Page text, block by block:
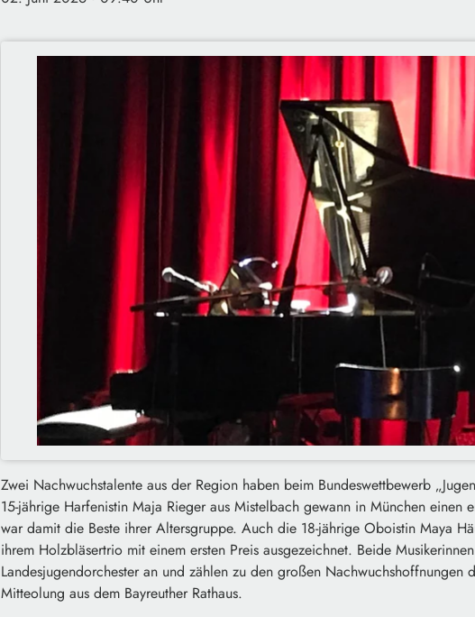
Zwei Nachwuchstalente aus der Region haben beim Bundeswettbewerb
15-jährige Harfenistin Maja Rieger aus Mistelbach gewann in München einen
war damit die Beste ihrer Altersgruppe. Auch die 18-jährige Oboistin Maya
ihrem Holzbläsertrio mit einem ersten Preis ausgezeichnet. Beide
Landesjugendorchester an und zählen zu den großen Nachwuchshoffnungen
Mitteolung aus dem Bayreuther Rathaus.